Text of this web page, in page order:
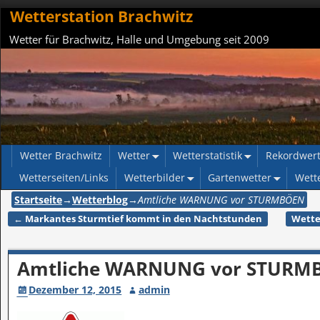
Wetterstation Brachwitz
Wetter für Brachwitz, Halle und Umgebung seit 2009
Wetter Brachwitz Wetter Wetterstatistik
Wetterseiten/Links
Wetterbilder Gartenwetter
Startseite→Wetterblog→Amtliche WARNUNG vor STURMBÖEN
Artikelnavigation
← Markantes Sturmtief kommt in den Nachtstunden
Amtliche WARNUNG vor
Dezember 12, 2015 admin